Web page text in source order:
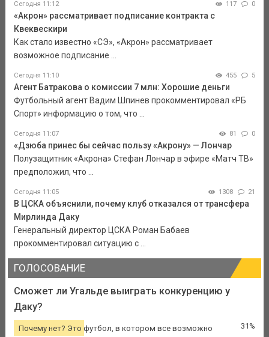
Сегодня 11:12 117 0
«Акрон» рассматривает подписание контракта с
Квеквескири
Как стало известно «СЭ», «Акрон» рассматривает
возможное подписание ...
Сегодня 11:10 455 5
Агент Батракова о комиссии 7 млн: Хорошие деньги
Футбольный агент Вадим Шпинев прокомментировал «РБ
Спорт» информацию о том, что ...
Сегодня 11:07 81 0
«Дзюба принес бы сейчас пользу «Акрону» — Лончар
Полузащитник «Акрона» Стефан Лончар в эфире «Матч ТВ»
предположил, что ...
Сегодня 11:05 1308 21
В ЦСКА объяснили, почему клуб отказался от трансфера
Мирлинда Даку
Генеральный директор ЦСКА Роман Бабаев
прокомментировал ситуацию с ...
ГОЛОСОВАНИЕ
Сможет ли Угальде выиграть конкуренцию у
Даку?
Почему нет? Это футбол, в котором все возможно 31%